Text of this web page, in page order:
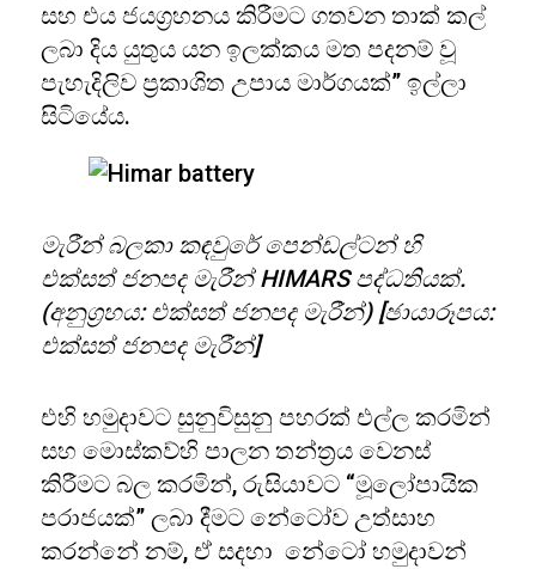
සහ එය ජයග්‍රහනය කිරීමට ගතවන තාක් කල්
ලබා දිය යුතුය යන ඉලක්කය මත පදනම් වූ
පැහැදිලිව ප්‍රකාශිත උපාය මාර්ගයක්” ඉල්ලා
සිටියේය.
මැරීන් බලකා කඳවුරේ පෙන්ඩල්ටන් හි
එක්සත් ජනපද මැරීන් HIMARS පද්ධතියක්.
(අනුග්‍රහය: එක්සත් ජනපද මැරීන්) [ඡායාරූපය:
එක්සත් ජනපද මැරීන්]
එහි හමුදාවට සුනුවිසුනු පහරක් එල්ල කරමින්
සහ මොස්කව්හි පාලන තන්ත්‍රය වෙනස්
කිරීමට බල කරමින්, රුසියාවට “මූලෝපායික
පරාජයක්” ලබා දීමට නේටෝව උත්සාහ
කරන්නේ නම්, ඒ සදහා නේටෝ හමුදාවන්